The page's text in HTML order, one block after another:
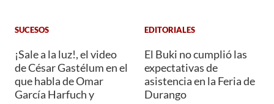
SUCESOS
¡Sale a la luz!, el video
de César Gastélum en el
que habla de Omar
García Harfuch y
EDITORIALES
El Buki no cumplió las
expectativas de
asistencia en la Feria de
Durango